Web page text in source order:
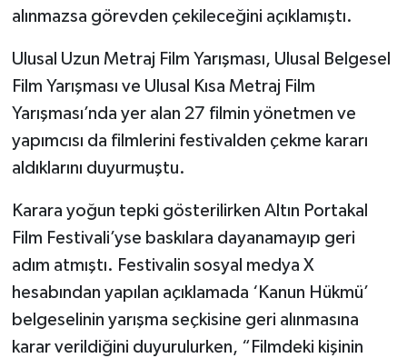
alınmazsa görevden çekileceğini açıklamıştı.
Ulusal Uzun Metraj Film Yarışması, Ulusal Belgesel
Film Yarışması ve Ulusal Kısa Metraj Film
Yarışması’nda yer alan 27 filmin yönetmen ve
yapımcısı da filmlerini festivalden çekme kararı
aldıklarını duyurmuştu.
Karara yoğun tepki gösterilirken Altın Portakal
Film Festivali’yse baskılara dayanamayıp geri
adım atmıştı. Festivalin sosyal medya X
hesabından yapılan açıklamada ‘Kanun Hükmü’
belgeselinin yarışma seçkisine geri alınmasına
karar verildiğini duyurulurken, “Filmdeki kişinin